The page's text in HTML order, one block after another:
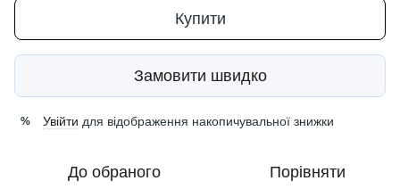
Купити
Замовити швидко
% Увійти для відображення накопичувальної знижки
До обраного Порівняти